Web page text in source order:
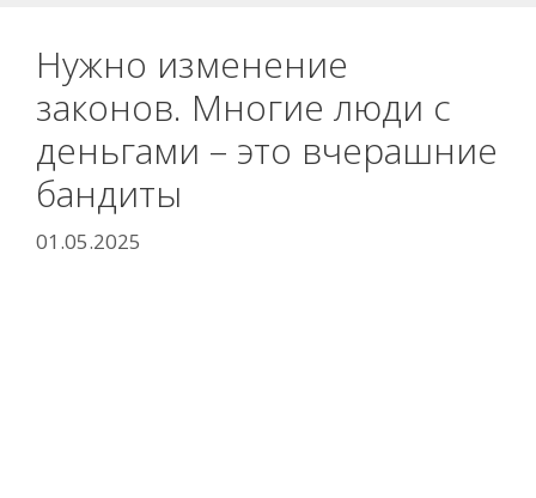
Нужно изменение
законов. Многие люди с
деньгами – это вчерашние
бандиты
01.05.2025